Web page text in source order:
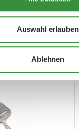
Auswahl erlauben
Ablehnen
und hat eine
Ansehen